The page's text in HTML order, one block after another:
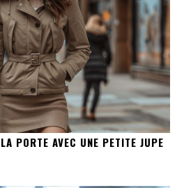
PORTE AVEC UNE PETITE JUPE